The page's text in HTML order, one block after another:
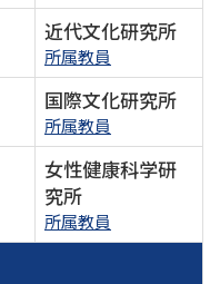
近代文化研究所
所属教員
国際文化研究所
所属教員
女性健康科学研
究所
所属教員